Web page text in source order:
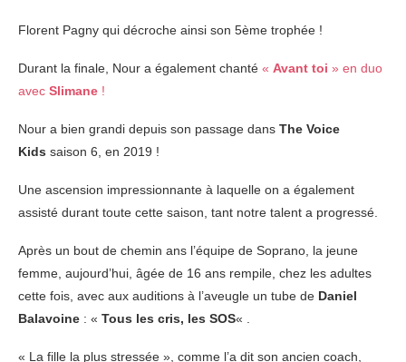
Florent Pagny qui décroche ainsi son 5ème trophée !
Durant la finale, Nour a également chanté « Avant toi » en duo
avec Slimane !
Nour a bien grandi depuis son passage dans The Voice
Kids saison 6, en 2019 !
Une ascension impressionnante à laquelle on a également
assisté durant toute cette saison, tant notre talent a progressé.
Après un bout de chemin ans l’équipe de Soprano, la jeune
femme, aujourd’hui, âgée de 16 ans rempile, chez les adultes
cette fois, avec aux auditions à l’aveugle un tube de Daniel
Balavoine : « Tous les cris, les SOS« .
« La fille la plus stressée », comme l’a dit son ancien coach,